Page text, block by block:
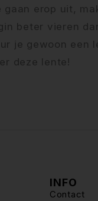
erop uit,
beter vieren
je gewoon een
deze lente!
INFO
Contact